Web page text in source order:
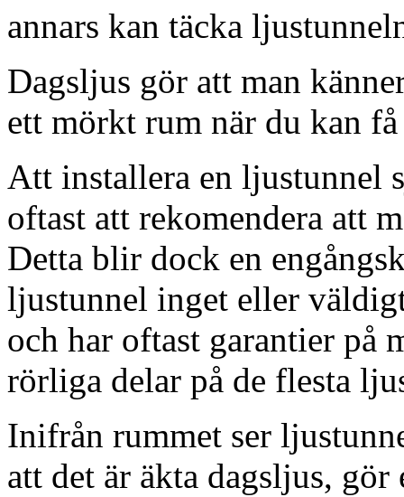
annars kan täcka
Dagsljus gör att man
ett mörkt rum när du kan
Att installera en ljustunnel
oftast att rekomendera att
Detta blir dock en
ljustunnel inget eller
och har oftast garantier på
rörliga delar på de flesta
Inifrån rummet ser
att det är äkta dagsljus,